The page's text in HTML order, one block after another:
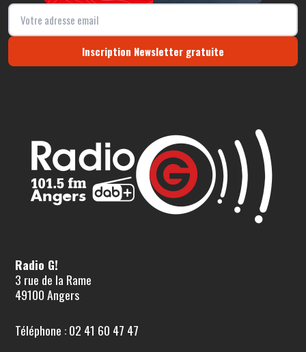
Inscription Newsletter gratuite
Radio G!
3 rue de la Rame
49100 Angers
Téléphone : 02 41 60 47 47